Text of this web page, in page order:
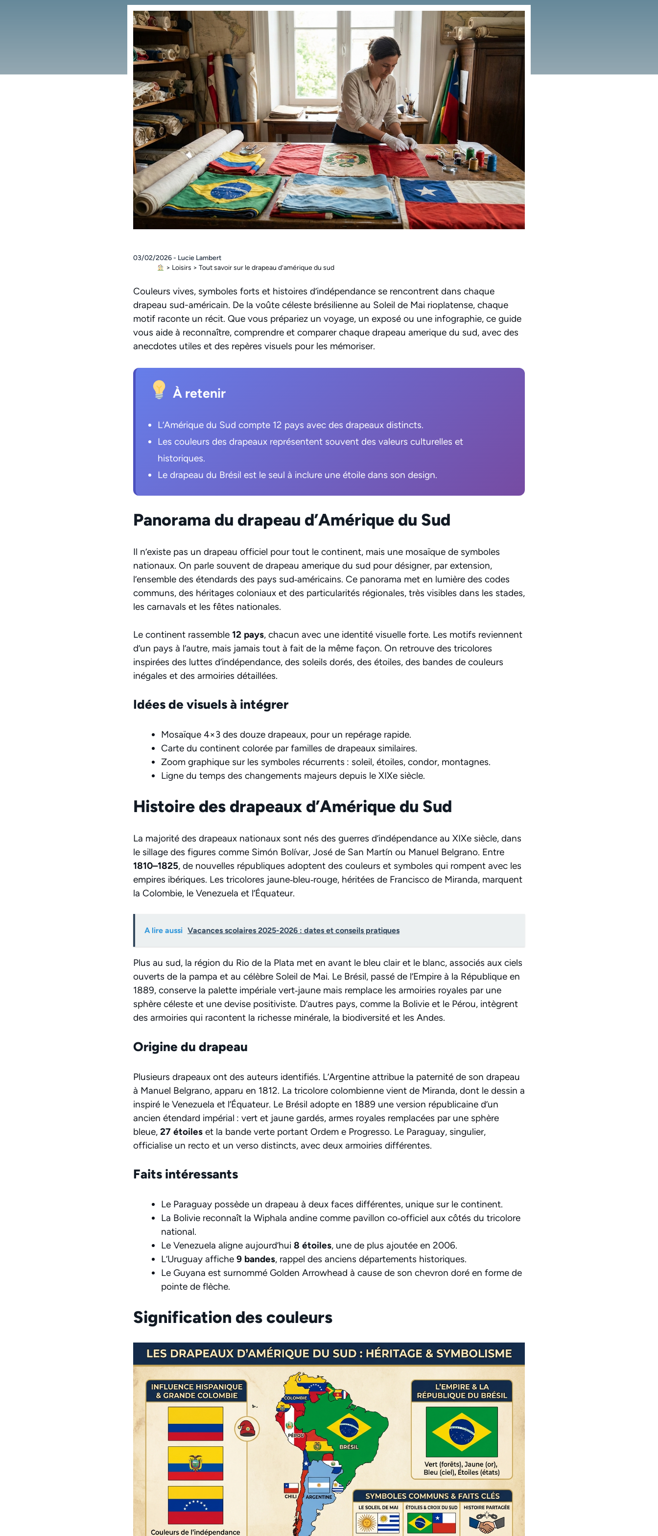
03/02/2026 - Lucie Lambert
> Loisirs > Tout savoir sur le drapeau d’amérique du sud
Couleurs vives, symboles forts et histoires d’indépendance se rencontrent dans chaque
drapeau sud-américain. De la voûte céleste brésilienne au Soleil de Mai rioplatense, chaque
motif raconte un récit. Que vous prépariez un voyage, un exposé ou une infographie, ce guide
vous aide à reconnaître, comprendre et comparer chaque drapeau amerique du sud, avec des
anecdotes utiles et des repères visuels pour les mémoriser.
À retenir
L’Amérique du Sud compte 12 pays avec des drapeaux distincts.
Les couleurs des drapeaux représentent souvent des valeurs culturelles et
historiques.
Le drapeau du Brésil est le seul à inclure une étoile dans son design.
Panorama du drapeau d’Amérique du Sud
Il n’existe pas un drapeau officiel pour tout le continent, mais une mosaïque de symboles
nationaux. On parle souvent de drapeau amerique du sud pour désigner, par extension,
l’ensemble des étendards des pays sud‑américains. Ce panorama met en lumière des codes
communs, des héritages coloniaux et des particularités régionales, très visibles dans les stades,
les carnavals et les fêtes nationales.
Le continent rassemble 12 pays, chacun avec une identité visuelle forte. Les motifs reviennent
d’un pays à l’autre, mais jamais tout à fait de la même façon. On retrouve des tricolores
inspirées des luttes d’indépendance, des soleils dorés, des étoiles, des bandes de couleurs
inégales et des armoiries détaillées.
Idées de visuels à intégrer
Mosaïque 4×3 des douze drapeaux, pour un repérage rapide.
Carte du continent colorée par familles de drapeaux similaires.
Zoom graphique sur les symboles récurrents : soleil, étoiles, condor, montagnes.
Ligne du temps des changements majeurs depuis le XIXe siècle.
Histoire des drapeaux d’Amérique du Sud
La majorité des drapeaux nationaux sont nés des guerres d’indépendance au XIXe siècle, dans
le sillage des figures comme Simón Bolívar, José de San Martín ou Manuel Belgrano. Entre
1810–1825, de nouvelles républiques adoptent des couleurs et symboles qui rompent avec les
empires ibériques. Les tricolores jaune‑bleu‑rouge, héritées de Francisco de Miranda, marquent
la Colombie, le Venezuela et l’Équateur.
A lire aussi Vacances scolaires 2025-2026 : dates et conseils pratiques
Plus au sud, la région du Rio de la Plata met en avant le bleu clair et le blanc, associés aux ciels
ouverts de la pampa et au célèbre Soleil de Mai. Le Brésil, passé de l’Empire à la République en
1889, conserve la palette impériale vert‑jaune mais remplace les armoiries royales par une
sphère céleste et une devise positiviste. D’autres pays, comme la Bolivie et le Pérou, intègrent
des armoiries qui racontent la richesse minérale, la biodiversité et les Andes.
Origine du drapeau
Plusieurs drapeaux ont des auteurs identifiés. L’Argentine attribue la paternité de son drapeau
à Manuel Belgrano, apparu en 1812. La tricolore colombienne vient de Miranda, dont le dessin a
inspiré le Venezuela et l’Équateur. Le Brésil adopte en 1889 une version républicaine d’un
ancien étendard impérial : vert et jaune gardés, armes royales remplacées par une sphère
bleue, 27 étoiles et la bande verte portant Ordem e Progresso. Le Paraguay, singulier,
officialise un recto et un verso distincts, avec deux armoiries différentes.
Faits intéressants
Le Paraguay possède un drapeau à deux faces différentes, unique sur le continent.
La Bolivie reconnaît la Wiphala andine comme pavillon co‑officiel aux côtés du tricolore
national.
Le Venezuela aligne aujourd’hui 8 étoiles, une de plus ajoutée en 2006.
L’Uruguay affiche 9 bandes, rappel des anciens départements historiques.
Le Guyana est surnommé Golden Arrowhead à cause de son chevron doré en forme de
pointe de flèche.
Signification des couleurs